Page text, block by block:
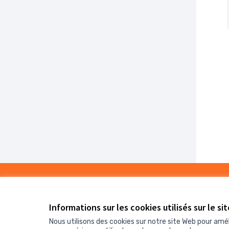
Informations sur les cookies utilisés sur le
Nous utilisons des cookies sur notre site Web pour
Assigné